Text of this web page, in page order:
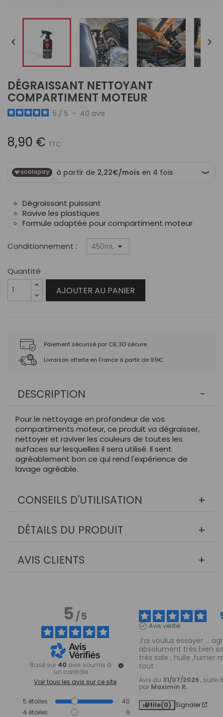
 
DÉGRAISSANT NETTOYANT
COMPARTIMENT MOTEUR
5 / 5 - 40 avis
8,90 € TTC
Dégraissant puissant
Ravive les plastiques
Formule adaptée pour compartiment moteur
Conditionnement :
Quantité
AJOUTER AU PANIER
Paiement sécurisé par CB, 3D sécure
Livraison offerte en France à partir de 99€.
DESCRIPTION
Pour le nettoyage en profondeur de vos
compartiments moteur, ce produit va dégraisser,
nettoyer et raviver les couleurs de toutes les
surfaces sur lesquelles il sera utilisé. Il sent
agréablement bon ce qui rend l'expérience de
lavage agréable.
CONSEILS D'UTILISATION
DÉTAILS DU PRODUIT
AVIS CLIENTS
5/5
Basé sur 40 avis soumis à
un contrôle
Voir tous les avis sur ce site
5 étoiles
40
4 étoiles
0
Avis vérifié
J’ai voulus essayer …
absolument très bien
très sale , huile ,fumer
tout
Avis du 31/07/2026 , suite
par Maximin R.
Utile(0) Signaler